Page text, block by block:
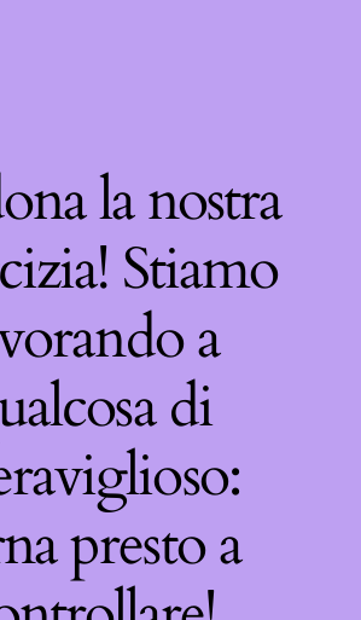
la nostra
Stiamo
a
di
presto a